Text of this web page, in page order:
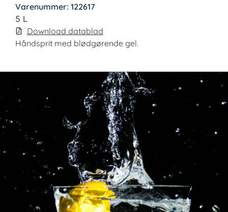
Varenummer: 122617
5 L
Download datablad
Håndsprit med blødgørende gel.